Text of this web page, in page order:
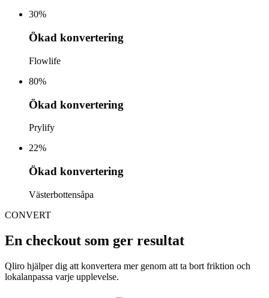
30%
Ökad konvertering
Flowlife
80%
Ökad konvertering
Prylify
22%
Ökad konvertering
Västerbottensåpa
CONVERT
En checkout som ger resultat
Qliro hjälper dig att konvertera mer genom att ta bort friktion och
lokalanpassa varje upplevelse.